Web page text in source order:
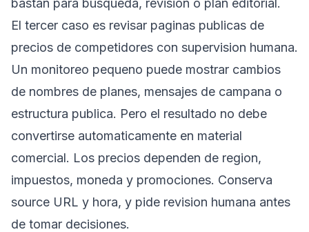
bastan para busqueda, revision o plan editorial.
El tercer caso es revisar paginas publicas de
precios de competidores con supervision humana.
Un monitoreo pequeno puede mostrar cambios
de nombres de planes, mensajes de campana o
estructura publica. Pero el resultado no debe
convertirse automaticamente en material
comercial. Los precios dependen de region,
impuestos, moneda y promociones. Conserva
source URL y hora, y pide revision humana antes
de tomar decisiones.